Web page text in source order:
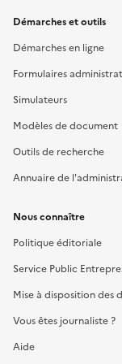
Démarches et outils
Démarches en ligne
Formulaires
Simulateurs
Modèles de document
Outils de recherche
Annuaire de
Nous connaître
Politique éditoriale
Service Public
Mise à disposition des
Vous êtes journaliste ?
Aide